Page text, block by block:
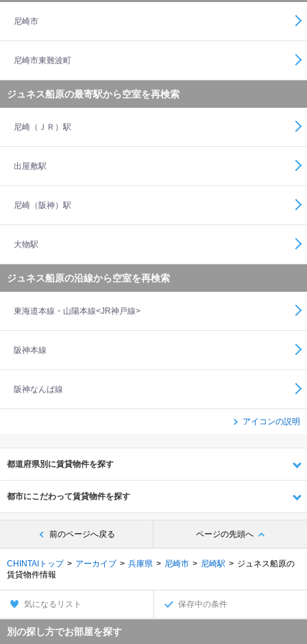
尼崎市
尼崎市東難波町
ジュネス船原の最寄駅から空室を再検索
尼崎（ＪＲ）駅
出屋敷駅
尼崎（阪神）駅
大物駅
ジュネス船原の沿線から空室を再検索
東海道本線・山陽本線<JR神戸線>
阪神本線
阪神なんば線
アイコンの説明
都道府県別に賃貸物件を探す
都市にこだわって賃貸物件を探す
前のページへ戻る ページの先頭へ
CHINTAIトップ アーカイブ 兵庫県 尼崎市 尼崎駅
ジュネス船原の
賃貸物件情報
気になるリスト 保存中の条件
別の探し方でお部屋を探す